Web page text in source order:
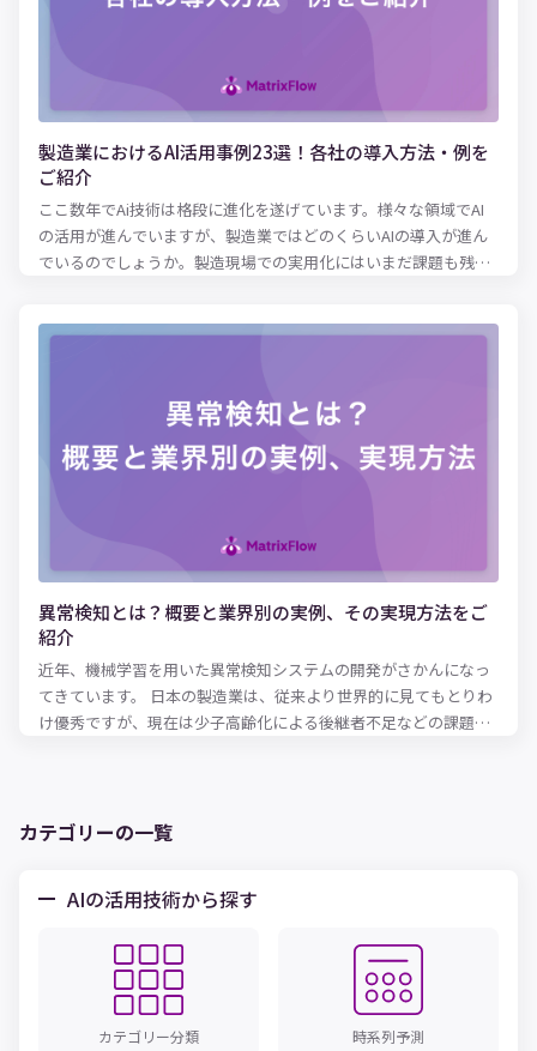
業担当者の方は、ぜひ参考にしてみてください。
製造業におけるAI活用事例23選！各社の導入方法・例を
ご紹介
ここ数年でAi技術は格段に進化を遂げています。様々な領域でAI
の活用が進んでいますが、製造業ではどのくらいAIの導入が進ん
でいるのでしょうか。製造現場での実用化にはいまだ課題も残っ
記事では、実際にその仕組みや導入のメリット、成功・失敗事例
異常検知とは？概要と業界別の実例、その実現方法をご
紹介
近年、機械学習を用いた異常検知システムの開発がさかんになっ
てきています。 日本の製造業は、従来より世界的に見てもとりわ
け優秀ですが、現在は少子高齢化による後継者不足などの課題に
することで、日常生活においても、安定していた株価が急変した
上）など、「いつもと違う」ことに気が付く急激な変化は、私た
や金融業などで活用されている、機械学習における異常検知の手
法やアルゴリズムなどをご紹介します。機械学習を用いた異常検
知による自動化を検討している方は、ぜひご活用ください。
カテゴリーの一覧
AIの活用技術から探す
カテゴリー分類 時系列予測